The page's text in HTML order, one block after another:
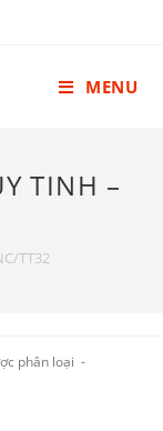
MENU
TINH –
TT32
phân loại